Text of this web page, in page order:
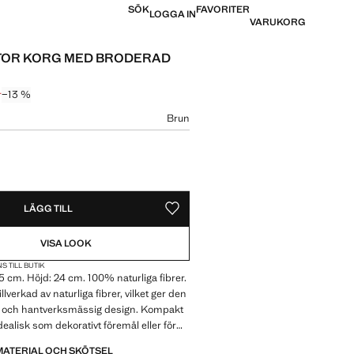
SÖKLOGGA INFAVORITER
VARUKORG
KORG MED BRODERAD
överstruket [299 kr ]
kr ]
−13 %
Brun
LÄGG TILL SPARA SOM FAVORIT
VISA LOOK
TILL BUTIK
cm. Höjd: 24 cm. 100% naturliga fibrer.
av naturliga fibrer, vilket ger den
hantverksmässig design. Kompakt
som dekorativt föremål eller för
OCH SKÖTSEL